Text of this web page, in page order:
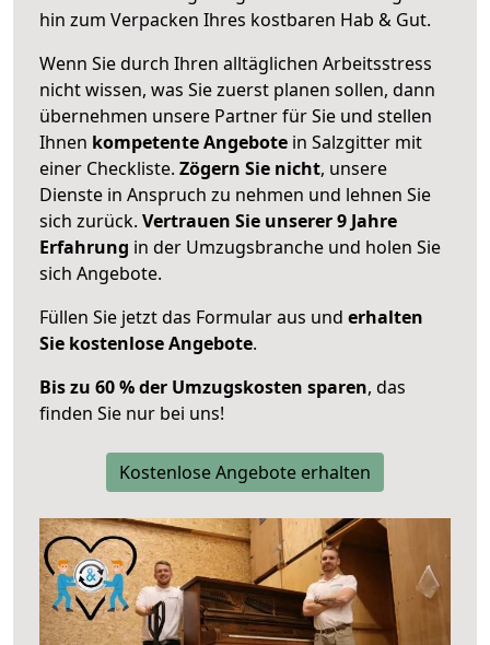
hin zum Verpacken Ihres kostbaren Hab & Gut.
Wenn Sie durch Ihren alltäglichen Arbeitsstress
nicht wissen, was Sie zuerst planen sollen, dann
übernehmen unsere Partner für Sie und stellen
Ihnen kompetente Angebote in Salzgitter mit
einer Checkliste. Zögern Sie nicht, unsere
Dienste in Anspruch zu nehmen und lehnen Sie
sich zurück. Vertrauen Sie unserer 9 Jahre
Erfahrung in der Umzugsbranche und holen Sie
sich Angebote.
Füllen Sie jetzt das Formular aus und erhalten
Sie kostenlose Angebote.
Bis zu 60 % der Umzugskosten sparen, das
finden Sie nur bei uns!
Kostenlose Angebote erhalten